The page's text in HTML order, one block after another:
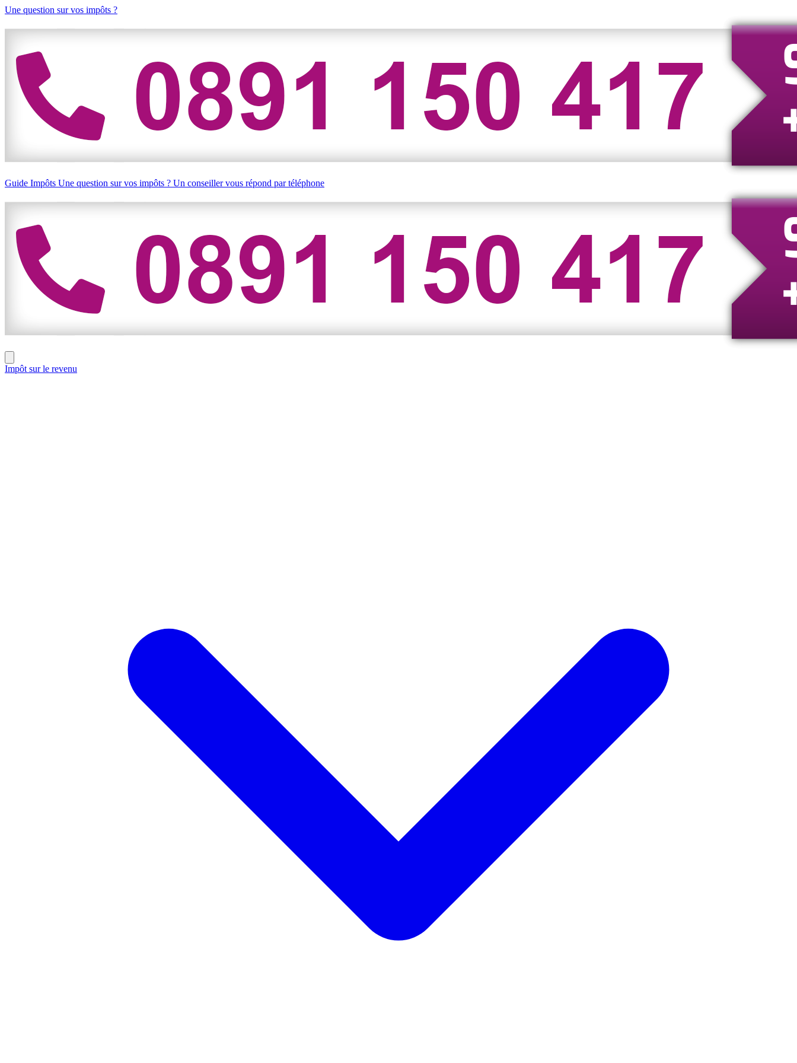
Une question sur vos impôts ?
Guide Impôts Une question sur vos impôts ? Un conseiller vous répond par téléphone
Impôt sur le revenu